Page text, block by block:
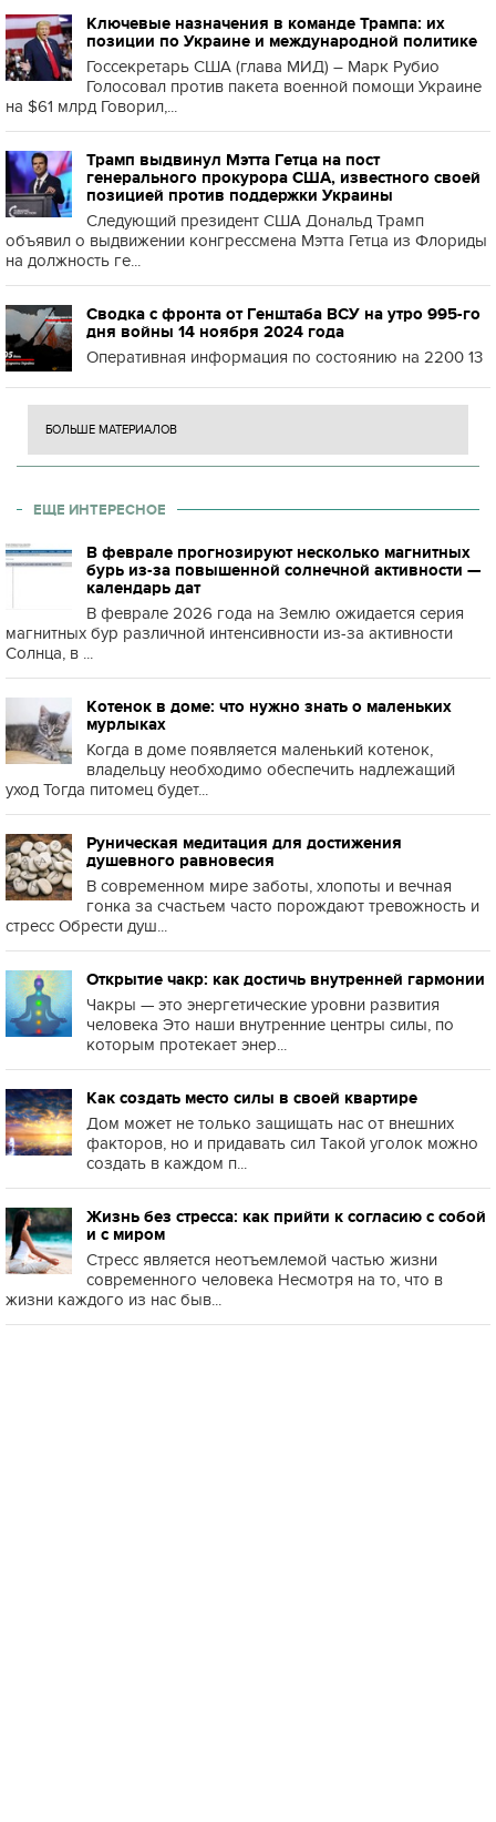
Ключевые назначения в команде Трампа: их
позиции по Украине и международной политике
Госсекретарь США (глава МИД) – Марк Рубио
Голосовал против пакета военной помощи Украине
на $61 млрд Говорил,...
Трамп выдвинул Мэтта Гетца на пост
генерального прокурора США, известного своей
позицией против поддержки Украины
Следующий президент США Дональд Трамп
объявил о выдвижении конгрессмена Мэтта Гетца из Флориды
на должность ге...
Сводка с фронта от Генштаба ВСУ на утро 995-го
дня войны 14 ноября 2024 года
Оперативная информация по состоянию на 2200 13
БОЛЬШЕ МАТЕРИАЛОВ
ЕЩЕ ИНТЕРЕСНОЕ
В феврале прогнозируют несколько магнитных
бурь из-за повышенной солнечной активности —
календарь дат
В феврале 2026 года на Землю ожидается серия
магнитных бур различной интенсивности из-за активности
Солнца, в ...
Котенок в доме: что нужно знать о маленьких
мурлыках
Когда в доме появляется маленький котенок,
владельцу необходимо обеспечить надлежащий
уход Тогда питомец будет...
Руническая медитация для достижения
душевного равновесия
В современном мире заботы, хлопоты и вечная
гонка за счастьем часто порождают тревожность и
стресс Обрести душ...
Открытие чакр: как достичь внутренней гармонии
Чакры — это энергетические уровни развития
человека Это наши внутренние центры силы, по
которым протекает энер...
Как создать место силы в своей квартире
Дом может не только защищать нас от внешних
факторов, но и придавать сил Такой уголок можно
создать в каждом п...
Жизнь без стресса: как прийти к согласию с собой
и с миром
Стресс является неотъемлемой частью жизни
современного человека Несмотря на то, что в
жизни каждого из нас быв...